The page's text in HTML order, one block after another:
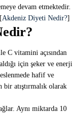
devam etmektedir.
Akdeniz Diyeti Nedir?]
C vitamini açısından
için şeker ve enerji
hafif ve
atıştırmalık olarak
Aynı miktarda 10